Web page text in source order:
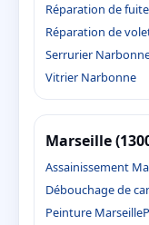
Réparation de
Réparation de
Serrurier
Vitrier Narbonne
Marseille
Assainissement
Débouchage de
Peinture Marseille